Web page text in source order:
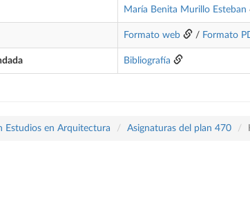
María Benita Murillo Esteban
Formato web / Formato
Bibliografía
Estudios en Arquitectura Asignaturas del plan 470